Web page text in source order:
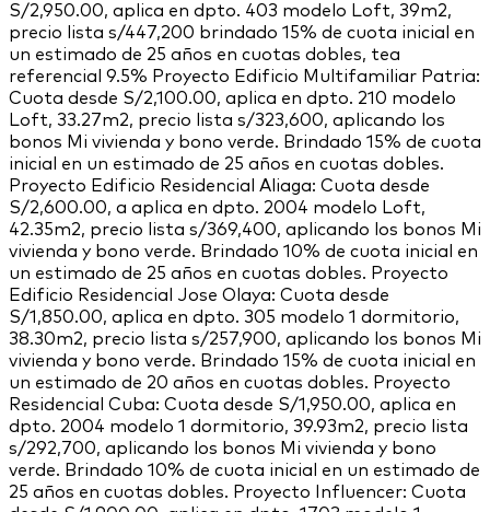
S/2,950.00, aplica en dpto. 403 modelo Loft, 39m2,
precio lista s/447,200 brindado 15% de cuota inicial en
un estimado de 25 años en cuotas dobles, tea
referencial 9.5% Proyecto Edificio Multifamiliar Patria:
Cuota desde S/2,100.00, aplica en dpto. 210 modelo
Loft, 33.27m2, precio lista s/323,600, aplicando los
bonos Mi vivienda y bono verde. Brindado 15% de cuota
inicial en un estimado de 25 años en cuotas dobles.
Proyecto Edificio Residencial Aliaga: Cuota desde
S/2,600.00, a aplica en dpto. 2004 modelo Loft,
42.35m2, precio lista s/369,400, aplicando los bonos Mi
vivienda y bono verde. Brindado 10% de cuota inicial en
un estimado de 25 años en cuotas dobles. Proyecto
Edificio Residencial Jose Olaya: Cuota desde
S/1,850.00, aplica en dpto. 305 modelo 1 dormitorio,
38.30m2, precio lista s/257,900, aplicando los bonos Mi
vivienda y bono verde. Brindado 15% de cuota inicial en
un estimado de 20 años en cuotas dobles. Proyecto
Residencial Cuba: Cuota desde S/1,950.00, aplica en
dpto. 2004 modelo 1 dormitorio, 39.93m2, precio lista
s/292,700, aplicando los bonos Mi vivienda y bono
verde. Brindado 10% de cuota inicial en un estimado de
25 años en cuotas dobles. Proyecto Influencer: Cuota